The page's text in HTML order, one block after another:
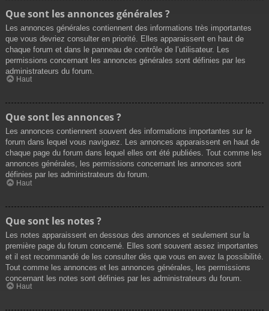
Que sont les annonces générales ?
Les annonces générales contiennent des informations très importantes
que vous devriez consulter en priorité. Elles apparaissent en haut de
chaque forum et dans le panneau de contrôle de l’utilisateur. Les
permissions concernant les annonces générales sont définies par les
administrateurs du forum.
Haut
Que sont les annonces ?
Les annonces contiennent souvent des informations importantes sur le
forum dans lequel vous naviguez. Les annonces apparaissent en haut de
chaque page du forum dans lequel elles ont été publiées. Tout comme les
annonces générales, les permissions concernant les annonces sont
définies par les administrateurs du forum.
Haut
Que sont les notes ?
Les notes apparaissent en dessous des annonces et seulement sur la
première page du forum concerné. Elles sont souvent assez importantes
et il est recommandé de les consulter dès que vous en avez la possibilité.
Tout comme les annonces et les annonces générales, les permissions
concernant les notes sont définies par les administrateurs du forum.
Haut